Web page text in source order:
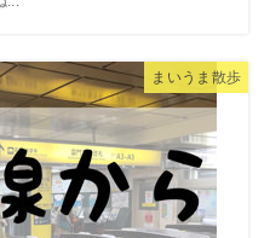
まいうま散歩